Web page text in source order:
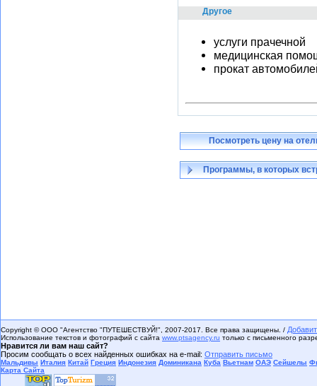
Другое
услуги прачечной
медицинская
прокат
Посмотреть цену на
Программы, в которых
Copyright © ООО "Агентство "ПУТЕШЕСТВУЙ!", 2007-2017. Все права защищены. /
Использование текстов и фотографий с сайта www.ptsagency.ru только с письменного
Нравится ли вам наш сайт?
Просим сообщать о всех найденных ошибках на e-mail: Отправить письмо
Мальдивы Италия Китай Греция Индонезия Доминикана Куба Вьетнам ОАЭ Сейшелы
Карта Сайта